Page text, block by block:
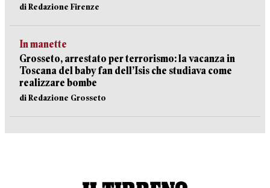
di Redazione Firenze
In manette
Grosseto, arrestato per terrorismo: la vacanza in
Toscana del baby fan dell’Isis che studiava come
realizzare bombe
di Redazione Grosseto